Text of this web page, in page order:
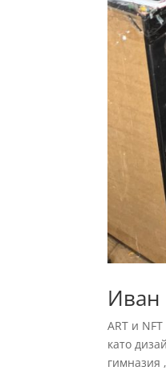
Иван
ART и
като
гимназия